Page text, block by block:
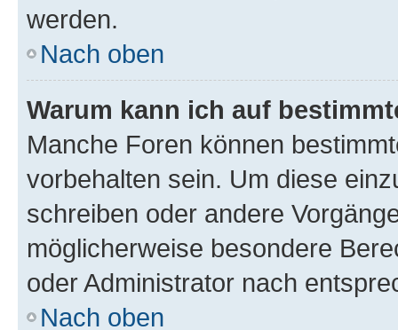
werden.
Nach oben
Warum kann ich auf
Manche Foren können
vorbehalten sein. Um diese
schreiben oder andere
möglicherweise besondere
oder Administrator nach
Nach oben